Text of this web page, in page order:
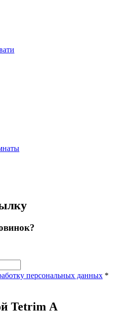
персональных данных *
Tetrim А